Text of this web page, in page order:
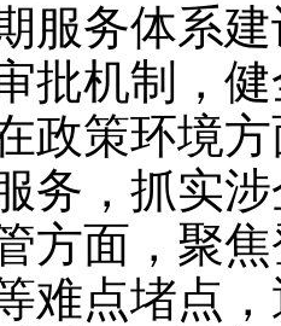
服务体系
批机制，
政策环境
务，抓实
方面，聚
难点堵点